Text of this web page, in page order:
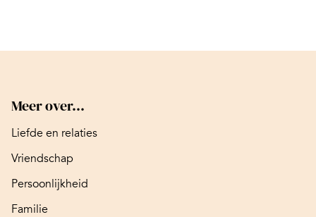
Meer over...
Liefde en relaties
Vriendschap
Persoonlijkheid
Familie